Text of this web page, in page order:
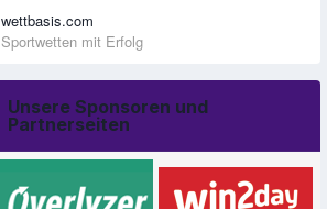
wettbasis.com
Sportwetten mit Erfolg
Unsere Sponsoren und
Partnerseiten